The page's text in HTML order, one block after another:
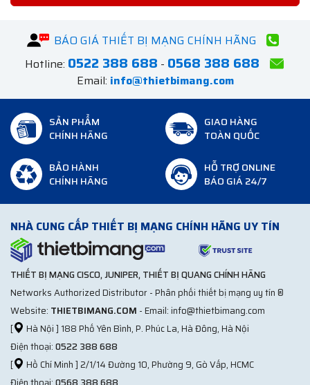
BÁO GIÁ THIẾT BỊ MẠNG CHÍNH HÃNG
Hotline: 0522 388 688 - 0568 388 688
Email: info@thietbimang.com
SẢN PHẨM
CHÍNH HÃNG
GIAO HÀNG
TOÀN QUỐC
BẢO HÀNH
CHÍNH HÃNG
HỖ TRỢ ONLINE
BÁO GIÁ 24/7
NHÀ CUNG CẤP THIẾT BỊ MẠNG CHÍNH HÃNG UY TÍN
THIẾT BỊ MẠNG CISCO, JUNIPER, THIẾT BỊ QUANG CHÍNH HÃNG
Networks Authorized Distributor - Phân phối thiết bị mạng uy tín ®
Website: THIETBIMANG.COM - Email: info@thietbimang.com
[
Hà Nội ] 188 Phố Yên Bình, P. Phúc La, Hà Đông, Hà Nội
Điện thoại:0522 388 688
[
Hồ Chí Minh ] 2/1/14 Đường 10, Phường 9, Gò Vấp, HCMC